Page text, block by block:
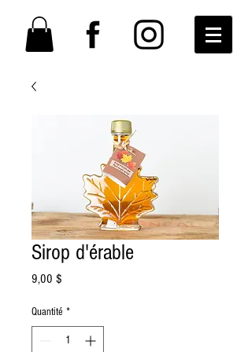
Sirop d'érable
9,00 $
Quantité *